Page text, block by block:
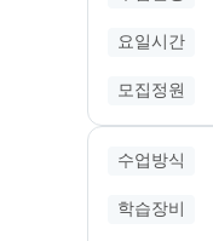
요일시간
모집정원
수업방식
학습장비